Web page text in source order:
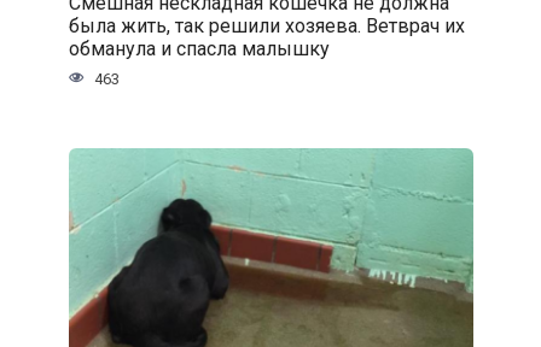
была жить, так решили хозяева. Ветврач их
обманула и спасла малышку
463